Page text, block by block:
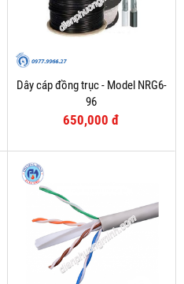
Dây cáp đồng trục - Model NRG6-
96
650,000 đ